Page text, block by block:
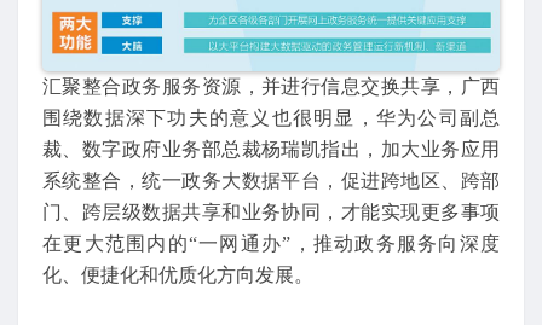
汇聚整合政务服务资源，并进行信息交换共享，广西
围绕数据深下功夫的意义也很明显，华为公司副总
裁、数字政府业务部总裁杨瑞凯指出，加大业务应用
系统整合，统一政务大数据平台，促进跨地区、跨部
门、跨层级数据共享和业务协同，才能实现更多事项
在更大范围内的“一网通办”，推动政务服务向深度
化、便捷化和优质化方向发展。